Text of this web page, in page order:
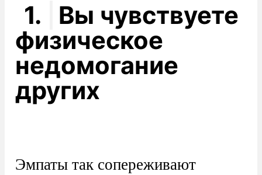
1.
Вы чувствуете
физическое
недомогание
других
Эмпаты так сопереживают